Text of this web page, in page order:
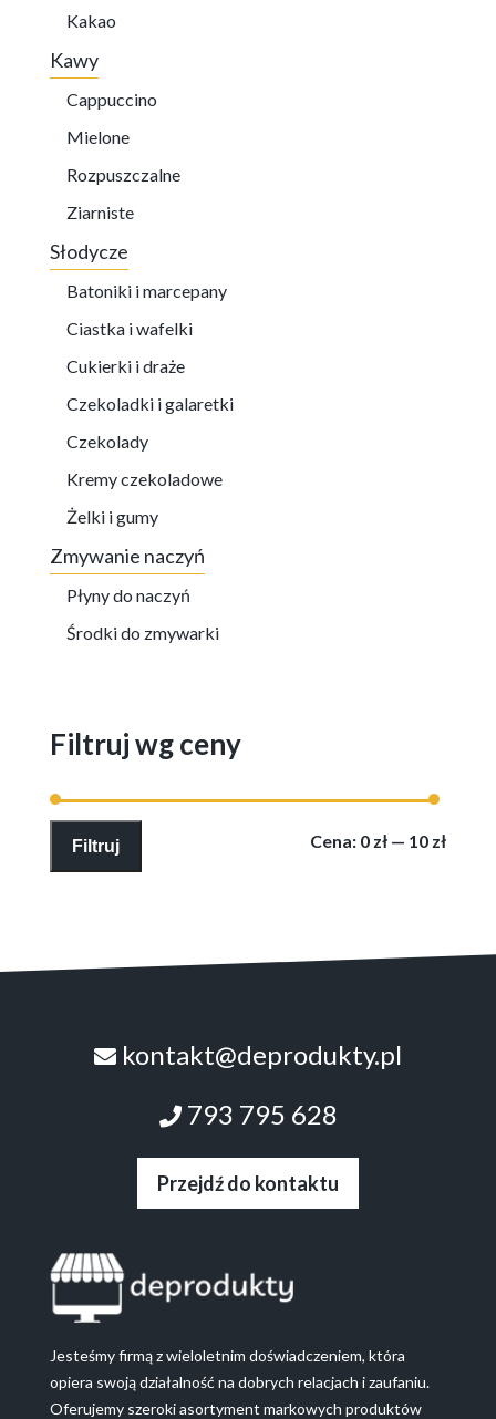
Kakao
Kawy
Cappuccino
Mielone
Rozpuszczalne
Ziarniste
Słodycze
Batoniki i marcepany
Ciastka i wafelki
Cukierki i draże
Czekoladki i galaretki
Czekolady
Kremy czekoladowe
Żelki i gumy
Zmywanie naczyń
Płyny do naczyń
Środki do zmywarki
Filtruj wg ceny
Cena
Cena
Filtruj Cena: 0 zł — 10 zł
kontakt@deprodukty.pl
793 795 628
Przejdź do kontaktu
Jesteśmy firmą z wieloletnim doświadczeniem, która
opiera swoją działalność na dobrych relacjach i zaufaniu.
Oferujemy szeroki asortyment markowych produktów